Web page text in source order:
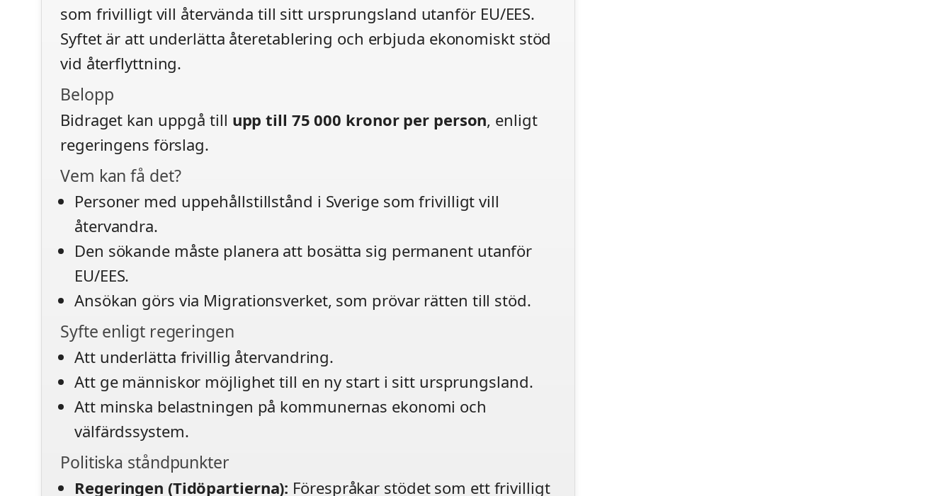
som frivilligt vill återvända till sitt ursprungsland utanför EU/EES.
Syftet är att underlätta återetablering och erbjuda ekonomiskt stöd
vid återflyttning.
Belopp
Bidraget kan uppgå till upp till 75 000 kronor per person, enligt
regeringens förslag.
Vem kan få det?
Personer med uppehållstillstånd i Sverige som frivilligt vill
återvandra.
Den sökande måste planera att bosätta sig permanent utanför
EU/EES.
Ansökan görs via Migrationsverket, som prövar rätten till stöd.
Syfte enligt regeringen
Att underlätta frivillig återvandring.
Att ge människor möjlighet till en ny start i sitt ursprungsland.
Att minska belastningen på kommunernas ekonomi och
välfärdssystem.
Politiska ståndpunkter
Regeringen (Tidöpartierna): Förespråkar stödet som ett frivilligt